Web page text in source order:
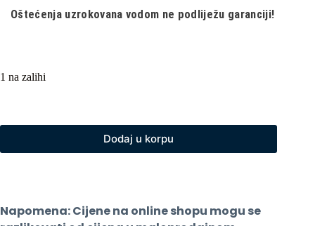
Oštećenja uzrokovana vodom ne podliježu garanciji!
1 na zalihi
Dodaj u korpu
Napomena: Cijene na online shopu mogu se